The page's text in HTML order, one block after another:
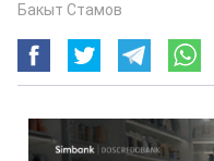
Бакыт Стамов